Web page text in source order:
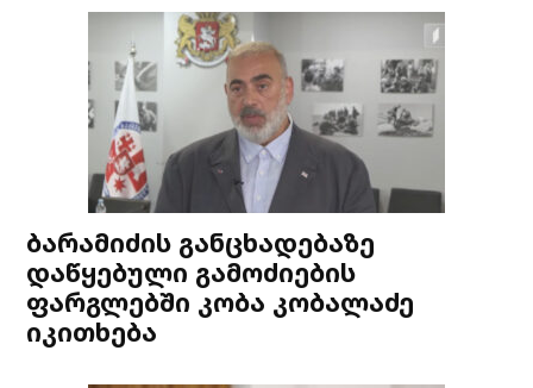
ბარამიძის განცხადებაზე
დაწყებული გამოძიების
ფარგლებში კობა კობალაძე
იკითხება